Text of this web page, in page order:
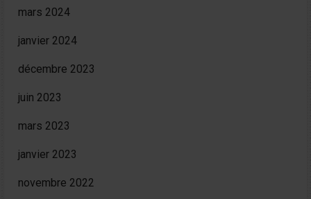
mars 2024
janvier 2024
décembre 2023
juin 2023
mars 2023
janvier 2023
novembre 2022